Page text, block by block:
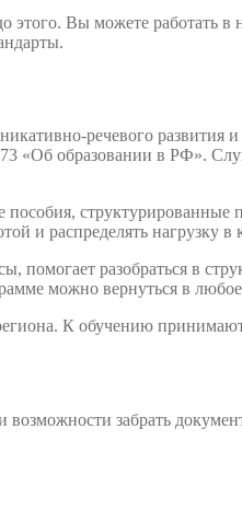
Вы можете работать
речевого развития
«Об образовании в РФ».
и распределять нагрузку
разобраться в
можно вернуться в
К обучению
забрать